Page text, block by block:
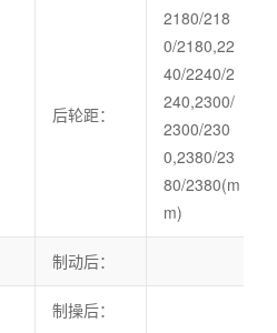
后轮距：
2180/218
0/2180,22
40/2240/2
240,2300/
2300/230
0,2380/23
80/2380(m
m)
制动后：
制操后：